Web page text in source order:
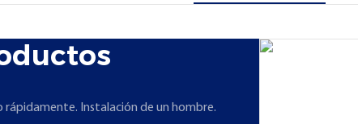
rápidamente. Instalación de un hombre.